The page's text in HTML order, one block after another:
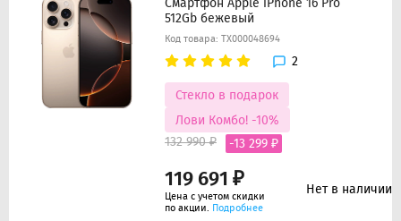
Смартфон Apple iPhone 16 Pro
512Gb бежевый
Код товара: ТХ000048694
2
Стекло в подарок
Лови Комбо! -10%
119 691 ₽
132 990 ₽ -13 299 ₽
Цена с учетом скидки
по акции. Подробнее
Нет в наличии